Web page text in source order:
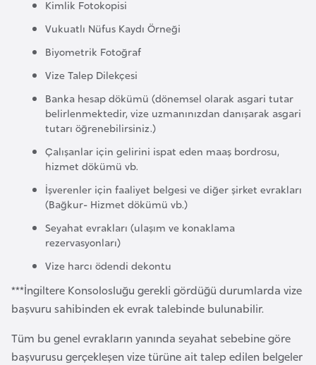
Kimlik Fotokopisi
Vukuatlı Nüfus Kaydı Örneği
Biyometrik Fotoğraf
Vize Talep Dilekçesi
Banka hesap dökümü (dönemsel olarak asgari tutar
belirlenmektedir, vize uzmanınızdan danışarak asgari
tutarı öğrenebilirsiniz.)
Çalışanlar için gelirini ispat eden maaş bordrosu,
hizmet dökümü vb.
İşverenler için faaliyet belgesi ve diğer şirket evrakları
(Bağkur- Hizmet dökümü vb.)
Seyahat evrakları (ulaşım ve konaklama
rezervasyonları)
Vize harcı ödendi dekontu
***İngiltere Konsolosluğu gerekli gördüğü durumlarda vize
başvuru sahibinden ek evrak talebinde bulunabilir.
Tüm bu genel evrakların yanında seyahat sebebine göre
başvurusu gerçekleşen vize türüne ait talep edilen belgeler
b
u